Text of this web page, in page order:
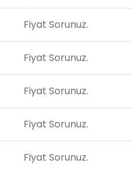
Fiyat Sorunuz.
Fiyat Sorunuz.
Fiyat Sorunuz.
Fiyat Sorunuz.
Fiyat Sorunuz.